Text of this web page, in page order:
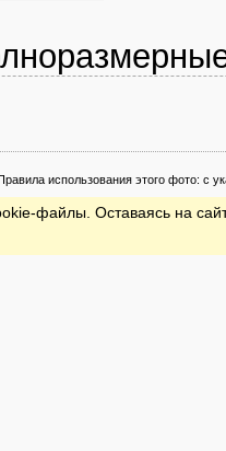
использования этого фото: с
файлы. Оставаясь на